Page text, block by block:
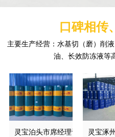
口碑相传
主要生产经营：水基切（磨）削
油、长效防冻液等
购的防锈切削液正在
灵宝泊头市席经理订购的灵宝涿